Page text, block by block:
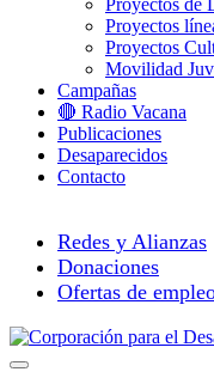
Proyectos de
Proyectos
Proyectos
Movilidad
Campañas
🔴 Radio Vacana
Publicaciones
Desaparecidos
Contacto
Redes y Alianzas
Donaciones
Ofertas de
Menú